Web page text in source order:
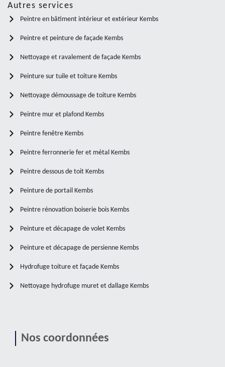
Autres services
Peintre en bâtiment intérieur et extérieur Kembs
Peintre et peinture de façade Kembs
Nettoyage et ravalement de façade Kembs
Peinture sur tuile et toiture Kembs
Nettoyage démoussage de toiture Kembs
Peintre mur et plafond Kembs
Peintre fenêtre Kembs
Peintre ferronnerie fer et métal Kembs
Peintre dessous de toit Kembs
Peinture de portail Kembs
Peintre rénovation boiserie bois Kembs
Peinture et décapage de volet Kembs
Peinture et décapage de persienne Kembs
Hydrofuge toiture et façade Kembs
Nettoyage hydrofuge muret et dallage Kembs
Nos coordonnées